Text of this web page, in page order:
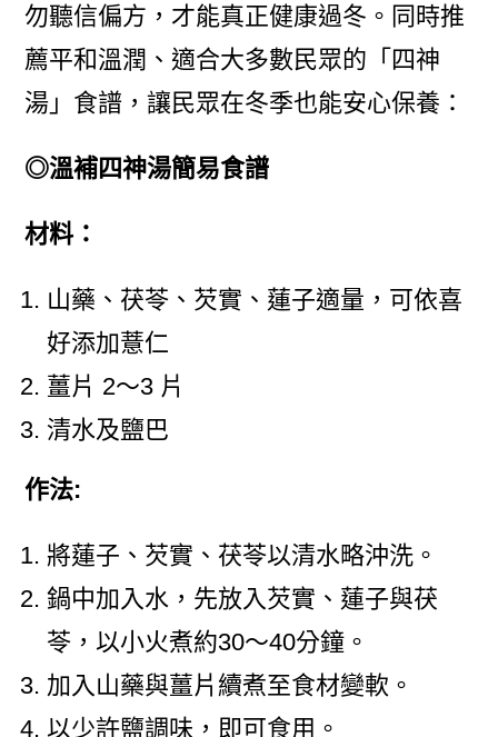
勿聽信偏方，才能真正健康過冬。同時推
薦平和溫潤、適合大多數民眾的「四神
湯」食譜，讓民眾在冬季也能安心保養：
◎溫補四神湯簡易食譜
材料：
山藥、茯苓、芡實、蓮子適量，可依喜
好添加薏仁
薑片 2～3 片
清水及鹽巴
作法:
將蓮子、芡實、茯苓以清水略沖洗。
鍋中加入水，先放入芡實、蓮子與茯
苓，以小火煮約30～40分鐘。
加入山藥與薑片續煮至食材變軟。
以少許鹽調味，即可食用。